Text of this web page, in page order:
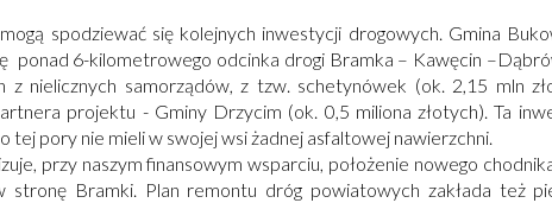
spodziewać się kolejnych inwestycji drogowych. Gmina
ponad 6-kilometrowego odcinka drogi Bramka – Kawęcin
z nielicznych samorządów, z tzw. schetynówek (ok. 2,15 mln
projektu - Gminy Drzycim (ok. 0,5 miliona złotych). Ta
tej pory nie mieli w swojej wsi żadnej asfaltowej nawierzchni.
przy naszym finansowym wsparciu, położenie nowego
Bramki. Plan remontu dróg powiatowych zakłada też